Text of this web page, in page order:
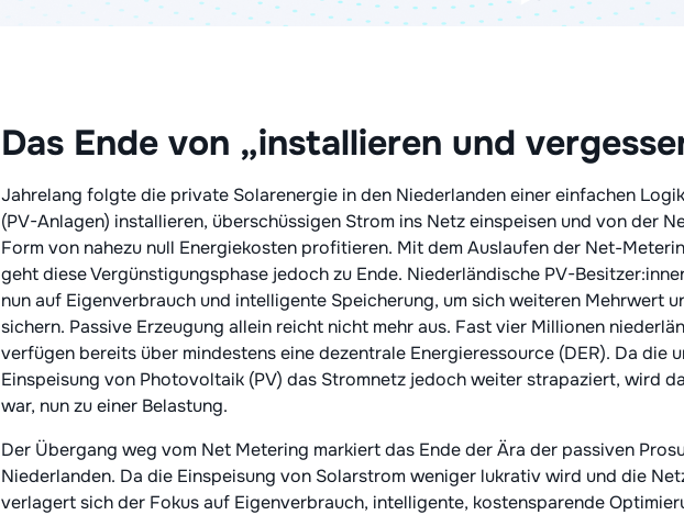
Das Ende von „installieren und
Jahrelang folgte die private Solarenergie in den Niederlanden einer einfachen
(PV-Anlagen) installieren, überschüssigen Strom ins Netz einspeisen und von der
Form von nahezu null Energiekosten profitieren. Mit dem Auslaufen der Net-
geht diese Vergünstigungsphase jedoch zu Ende. Niederländische PV-
nun auf Eigenverbrauch und intelligente Speicherung, um sich weiteren Mehrwert
sichern. Passive Erzeugung allein reicht nicht mehr aus. Fast vier Millionen
verfügen bereits über mindestens eine dezentrale Energieressource (DER). Da die
Einspeisung von Photovoltaik (PV) das Stromnetz jedoch weiter strapaziert, wird
war, nun zu einer Belastung.
Der Übergang weg vom Net Metering markiert das Ende der Ära der passiven
Niederlanden. Da die Einspeisung von Solarstrom weniger lukrativ wird und die
verlagert sich der Fokus auf Eigenverbrauch, intelligente, kostensparende